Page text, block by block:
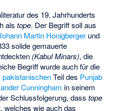
des 19. Jahrhunderts
alstope. Der Begriff soll aus
Martin Honigberger und
solide gemauerte
(Kabul Minars), die
Begriff wurde auch für die
pakistanischenTeil des Punjab
Cunningham in seinem
Schlussfolgerung, dasstope
welches wie auch das